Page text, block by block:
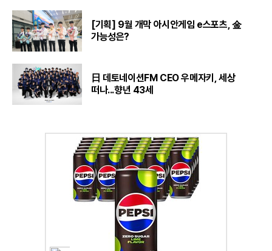
[기획] 9월 개막 아시안게임 e스포츠, 金
가능성은?
日 데토네이션FM CEO 우메자키, 세상
떠나...향년 43세